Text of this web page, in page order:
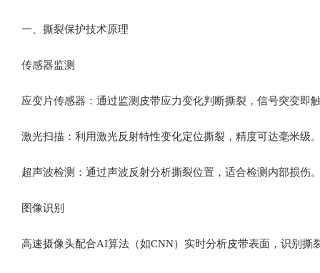
一、撕裂保护技术原理
传感器监测‌
应变片传感器‌：通过监测皮带应力变化判断撕裂，信号突变即
激光扫描‌：利用激光反射特性变化定位撕裂，精度可达毫米级
超声波检测‌：通过声波反射分析撕裂位置，适合检测内部损伤
‌图像识别‌
高速摄像头配合AI算法（如CNN）实时分析皮带表面，识别撕